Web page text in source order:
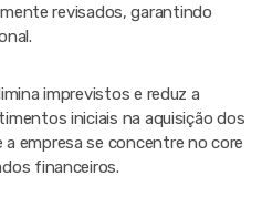
revisados, garantindo
imprevistos e reduz a
iniciais na aquisição dos
empresa se concentre no core
financeiros.